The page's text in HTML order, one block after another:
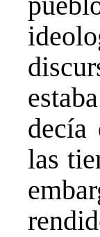
decía
las